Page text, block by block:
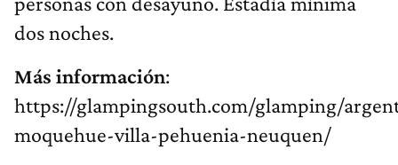
dos noches.
Más información:
https://glampingsouth.com/glamping/
moquehue-villa-pehuenia-neuquen/